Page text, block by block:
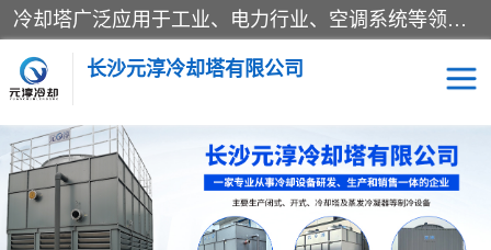
冷却塔广泛应用于工业、电力行业、空调系统等领域。在电力行业中，用于冷却发电机组的循环水；在工业生产中，如化工、冶金等行业，可降低生产过程中产生的热量；在空调系统中，为空调设备提供冷却水源
长沙元淳冷却塔有限公司
方形开式冷却塔 圆形冷却塔
闭式冷却塔 水箱